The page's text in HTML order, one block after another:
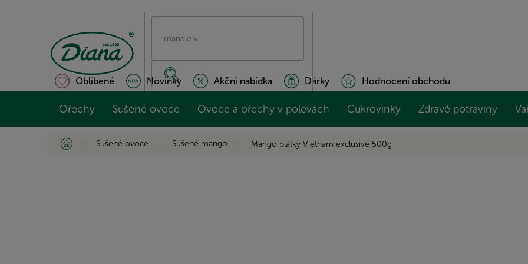
Oblíbené Novinky Akční nabídka Dárky Hodnocení obchodu
Ořechy Sušené ovoce Ovoce a ořechy v polevách Cukrovinky Zdravé potraviny
Domů Sušené ovoce Sušené mango Mango plátky Vietnam exclusive 500g